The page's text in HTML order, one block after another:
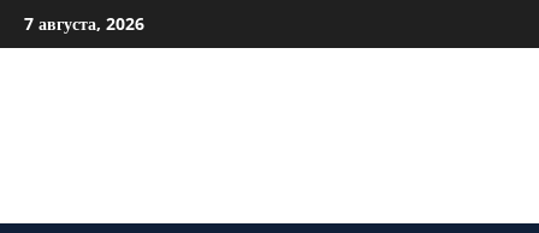
Перейти
к
7 августа, 2026